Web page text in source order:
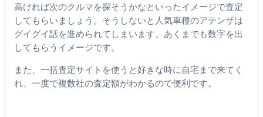
高ければ次のクルマを探そうかなといったイメージで査定
してもらいましょう。そうしないと人気車種のアテンザは
グイグイ話を進められてしまいます。あくまでも数字を出
してもらうイメージです。
また、一括査定サイトを使うと好きな時に自宅まで来てく
れ、一度で複数社の査定額がわかるので便利です。